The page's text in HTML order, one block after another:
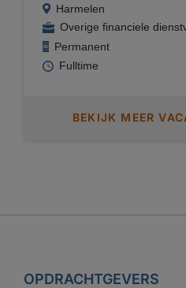
Harmelen
Overige financiele
Permanent
Fulltime
BEKIJK MEER
OPDRACHTGEVERS